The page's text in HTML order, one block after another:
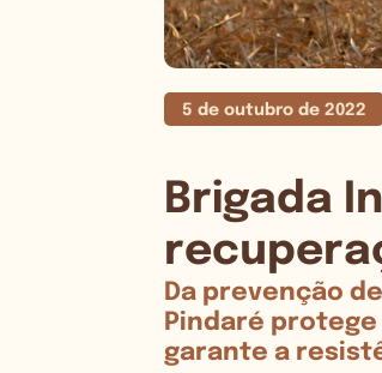
5 de outubro de 2022
Brigada
Da prevenção
Pindaré
garante a